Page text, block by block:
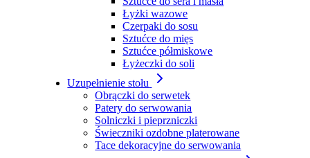
Łyżki wazowe
Czerpaki do sosu
Sztućce do mięs
Sztućce półmiskowe
Łyżeczki do soli
Uzupełnienie stołu
Obrączki do serwetek
Patery do serwowania
Solniczki i pieprzniczki
Świeczniki ozdobne platerowane
Tace dekoracyjne do serwowania